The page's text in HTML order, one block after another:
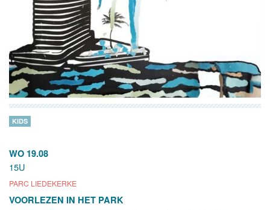
WO 19.08
15U
PARC LIEDEKERKE
KIDS
VOORLEZEN IN HET PARK